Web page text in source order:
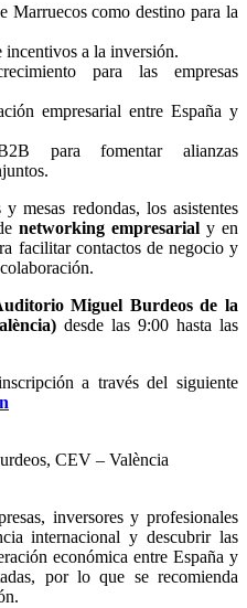
Marruecos como destino para la
incentivos a la inversión.
para las empresas
empresarial entre España y
para fomentar alianzas
mesas redondas, los asistentes
networking empresarialy en
facilitar contactos de negocio y
Miguel Burdeos de la
desde las 9:00 hasta las
a través del siguiente
CEV – València
inversores y profesionales
internacional y descubrir las
económica entre España y
por lo que se recomienda